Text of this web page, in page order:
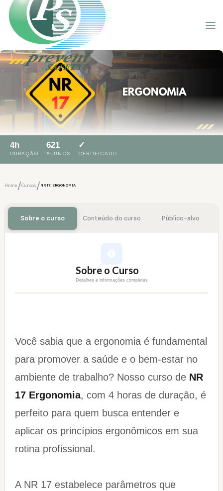
4h
DURAÇÃO
621
ALUNOS
✓
CERTIFICADO
Home/Cursos/ NR 17: ERGONOMIA
Sobre o curso Conteúdo do curso Público-alvo
Sobre o Curso
Detalhes e informações completas
Você sabia que a ergonomia é fundamental
para promover a saúde e o bem-estar no
ambiente de trabalho? Nosso curso de NR
17 Ergonomia, com 4 horas de duração, é
perfeito para quem busca entender e
aplicar os princípios ergonômicos em sua
rotina profissional.
A NR 17 estabelece parâmetros que